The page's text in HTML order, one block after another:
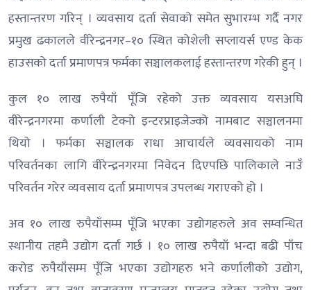
हस्तान्तरण गरिन् । व्यवसाय दर्ता सेवाको समेत सुभारम्भ गर्दै नगर
प्रमुख ढकालले वीरेन्द्रनगर–१० स्थित कोशेली सप्लायर्स एण्ड केक
हाउसको दर्ता प्रमाणपत्र फर्मका सञ्चालकलाई हस्तान्तरण गरेकी हुन् ।
कुल १० लाख रुपैयाँ पूँजि रहेको उक्त व्यवसाय यसअघि
वीरेन्द्रनगरमा कर्णाली टेक्नो इन्टरप्राइजेज्को नामबाट सञ्चालनमा
थियो । फर्मका सञ्चालक राधा आचार्यले व्यवसायको नाम
परिवर्तनका लागि वीरेन्द्रनगरमा निवेदन दिएपछि पालिकाले नाउँ
परिवर्तन गरेर व्यवसाय दर्ता प्रमाणपत्र उपलब्ध गराएको हो ।
अव १० लाख रुपैयाँसम्म पूँजि भएका उद्योगहरुले अव सम्वन्धित
स्थानीय तहमै उद्योग दर्ता गर्छ । १० लाख रुपैयाँ भन्दा बढी पाँच
करोड रुपैयाँसम्म पूँजि भएका उद्योगहरु भने कर्णालीको उद्योग,